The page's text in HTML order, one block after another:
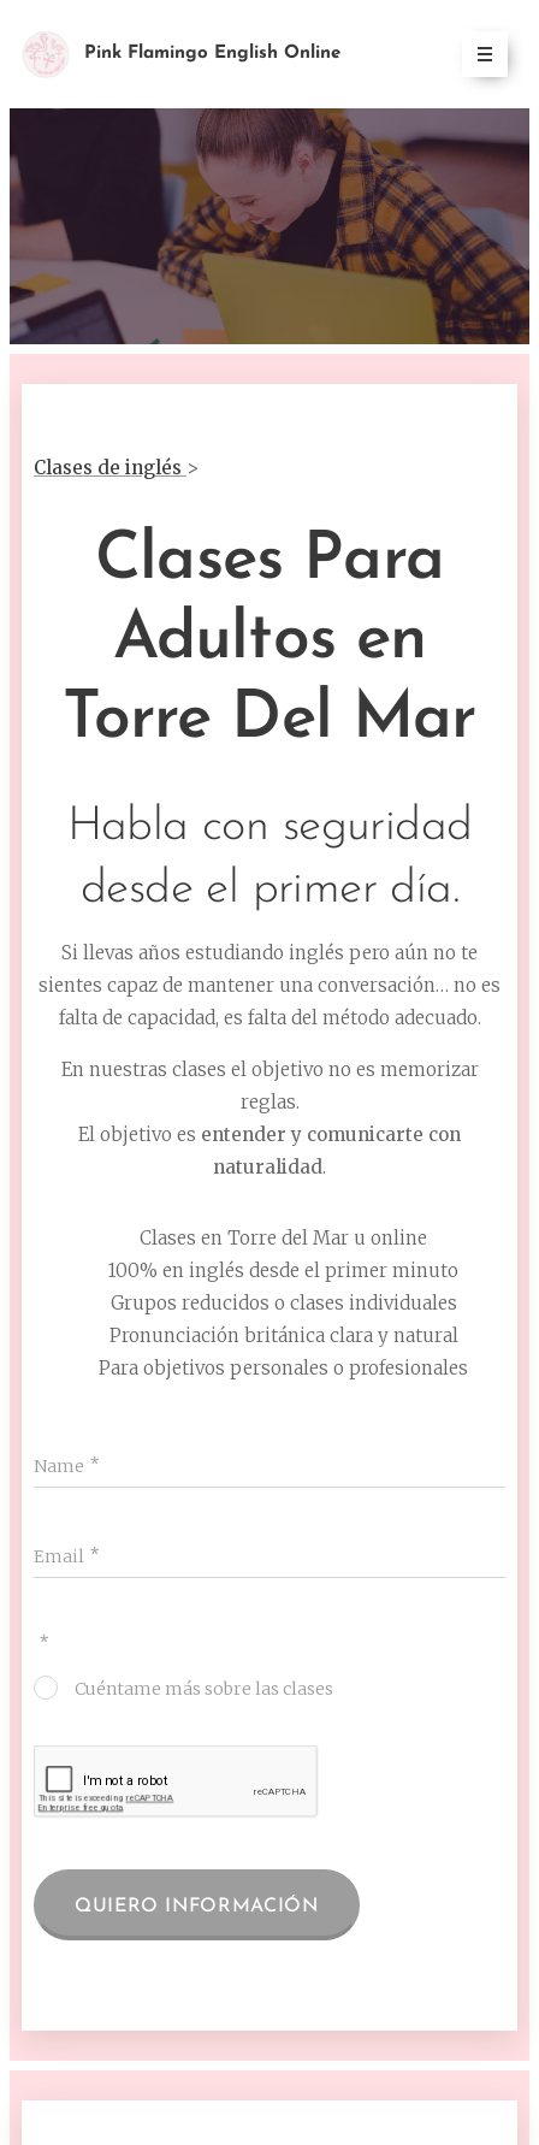
Pink Flamingo English Online
Clases de inglés >
Clases Para
Adultos en
Torre Del Mar
Habla con seguridad
desde el primer día.
Si llevas años estudiando inglés pero aún no te
sientes capaz de mantener una conversación… no es
falta de capacidad, es falta del método adecuado.
En nuestras clases el objetivo no es memorizar
reglas.
El objetivo es entender y comunicarte con
naturalidad.
✔ Clases en Torre del Mar u online
✔ 100% en inglés desde el primer minuto
✔ Grupos reducidos o clases individuales
✔ Pronunciación británica clara y natural
✔ Para objetivos personales o profesionales
Name
Email
Cuéntame más sobre las clases
QUIERO INFORMACIÓN